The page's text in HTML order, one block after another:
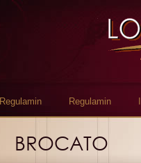
Regulamin Regulamin
BROCATO